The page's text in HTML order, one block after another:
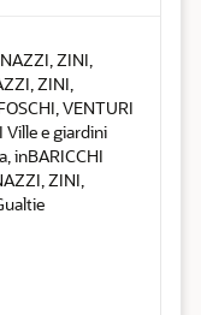
ZINI,
ZINI,
VENTURI
Ville e giardini
inBARICCHI
ZINI,